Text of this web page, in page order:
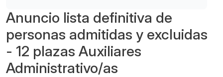
Anuncio lista definitiva de
personas admitidas y excluidas
- 12 plazas Auxiliares
Administrativo/as